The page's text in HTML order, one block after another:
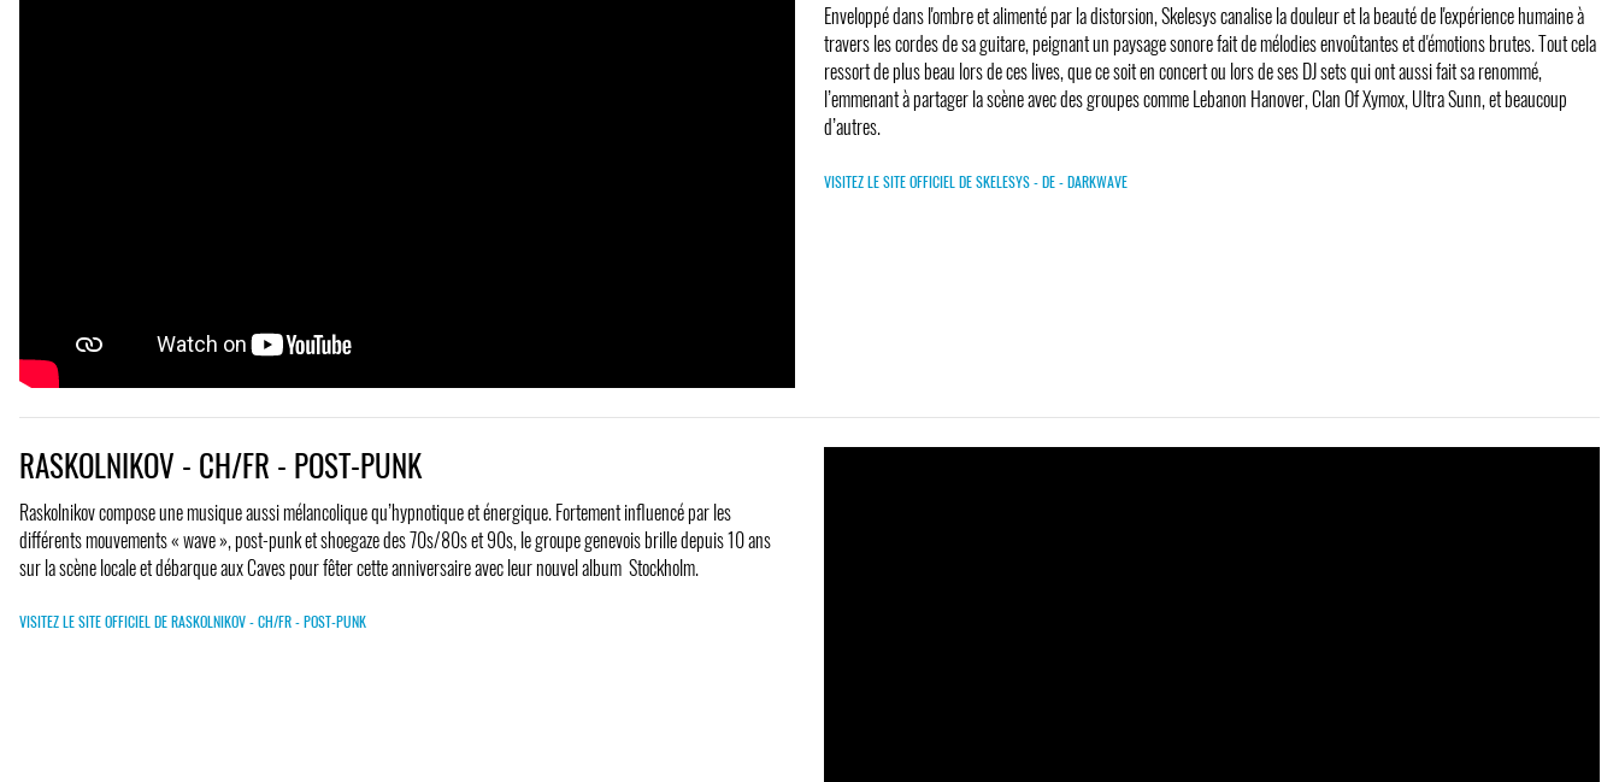
Enveloppé dans l'ombre et alimenté par la distorsion, Skelesys canalise la douleur et la beauté de l'expérience humaine à
travers les cordes de sa guitare, peignant un paysage sonore fait de mélodies envoûtantes et d'émotions brutes. Tout cela
ressort de plus beau lors de ces lives, que ce soit en concert ou lors de ses DJ sets qui ont aussi fait sa renommé,
l’emmenant à partager la scène avec des groupes comme Lebanon Hanover, Clan Of Xymox, Ultra Sunn, et beaucoup
d’autres.
VISITEZ LE SITE OFFICIEL DE SKELESYS - DE - DARKWAVE
RASKOLNIKOV - CH/FR - POST-PUNK
Raskolnikov compose une musique aussi mélancolique qu’hypnotique et énergique. Fortement influencé par les
différents mouvements « wave », post-punk et shoegaze des 70s/80s et 90s, le groupe genevois brille depuis 10 ans
sur la scène locale et débarque aux Caves pour fêter cette anniversaire avec leur nouvel album Stockholm.
VISITEZ LE SITE OFFICIEL DE RASKOLNIKOV - CH/FR - POST-PUNK